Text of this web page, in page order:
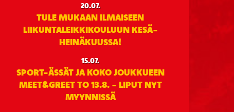
20.07.
TULE MUKAAN ILMAISEEN
LIIKUNTALEIKKIKOULUUN KESÄ-
HEINÄKUUSSA!
15.07.
SPORT-ÄSSÄT JA KOKO JOUKKUEEN
MEET&GREET TO 13.8. - LIPUT NYT
MYYNNISSÄ